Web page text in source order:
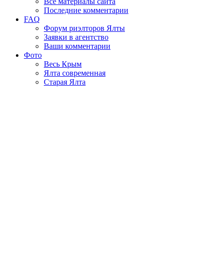
Последние комментарии
FAQ
Форум риэлторов Ялты
Заявки в агентство
Ваши комментарии
Фото
Весь Крым
Ялта современная
Старая Ялта